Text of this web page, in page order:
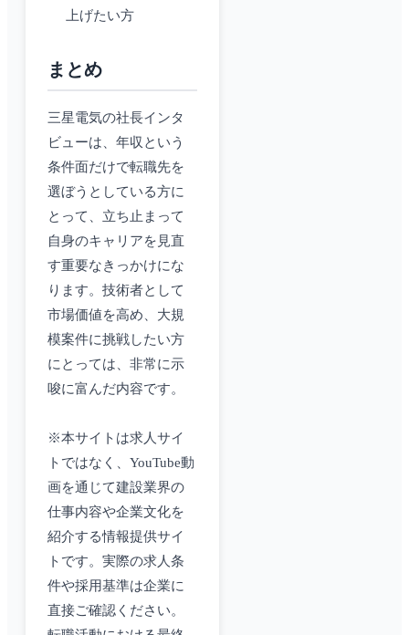
上げたい方
まとめ
三星電気の社長インタ
ビューは、年収という
条件面だけで転職先を
選ぼうとしている方に
とって、立ち止まって
自身のキャリアを見直
す重要なきっかけにな
ります。技術者として
市場価値を高め、大規
模案件に挑戦したい方
にとっては、非常に示
唆に富んだ内容です。
※本サイトは求人サイ
トではなく、YouTube動
画を通じて建設業界の
仕事内容や企業文化を
紹介する情報提供サイ
トです。実際の求人条
件や採用基準は企業に
直接ご確認ください。